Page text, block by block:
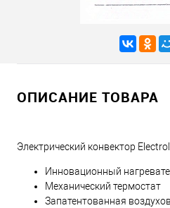
ОПИСАНИЕ ТОВАРА
Электрический конвектор
Инновационный
Механический термостат
Запатентованная